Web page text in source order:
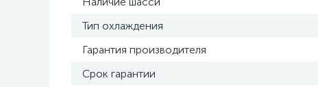
Тип охлаждения
Гарантия производителя
Срок гарантии